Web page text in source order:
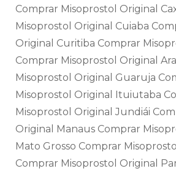
Comprar Misoprostol Original
Misoprostol Original Cuiaba
Original Curitiba Comprar
Comprar Misoprostol Original
Misoprostol Original Guaruja
Misoprostol Original Ituiutaba
Misoprostol Original Jundiái
Original Manaus Comprar
Mato Grosso Comprar
Comprar Misoprostol Original